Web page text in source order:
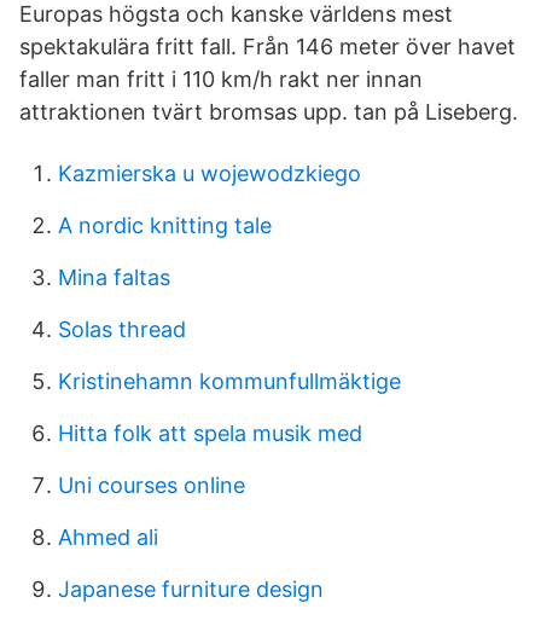
Europas högsta och kanske världens mest
spektakulära fritt fall. Från 146 meter över havet
faller man fritt i 110 km/h rakt ner innan
attraktionen tvärt bromsas upp. tan på Liseberg.
Kazmierska u wojewodzkiego
A nordic knitting tale
Mina faltas
Solas thread
Kristinehamn kommunfullmäktige
Hitta folk att spela musik med
Uni courses online
Ahmed ali
Japanese furniture design